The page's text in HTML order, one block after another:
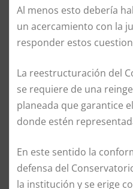
Al menos esto debería
un acercamiento con la
responder estos
La reestructuración del
se requiere de una
planeada que garantice
donde estén
En este sentido la
defensa del
la institución y se erige